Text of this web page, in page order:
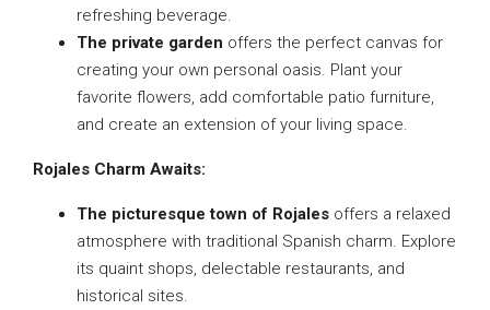
refreshing beverage.
The private garden offers the perfect canvas for
creating your own personal oasis. Plant your
favorite flowers, add comfortable patio furniture,
and create an extension of your living space.
Rojales Charm Awaits:
The picturesque town of Rojales offers a relaxed
atmosphere with traditional Spanish charm. Explore
its quaint shops, delectable restaurants, and
historical sites.